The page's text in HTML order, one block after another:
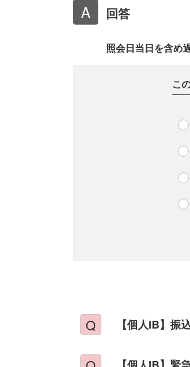
回答
照会日当日を含め
こ
【個人IB】振